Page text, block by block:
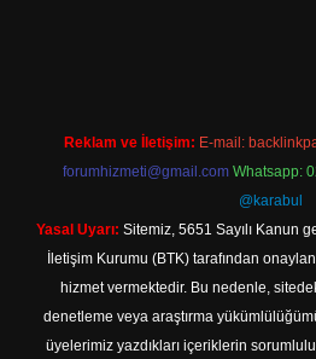
Reklam ve İletişim: E-mail:
forumhizmeti@gmail.com Whatsapp:
@karabul
Yasal Uyarı: Sitemiz, 5651 Sayılı Kanun
İletişim Kurumu (BTK) tarafından
hizmet vermektedir. Bu nedenle,
denetleme veya araştırma
üyelerimiz yazdıkları içeriklerin